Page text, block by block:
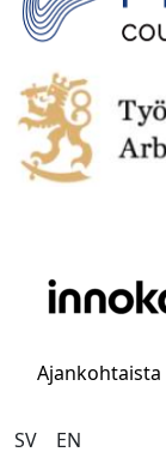
Ajankohtaista
SV
EN